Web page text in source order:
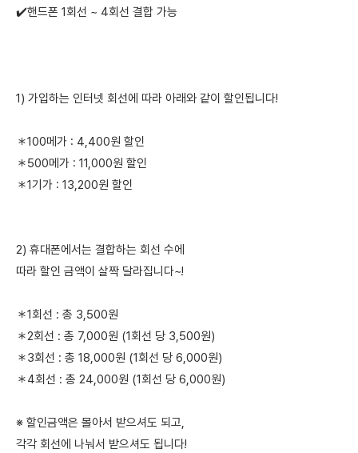
✔️핸드폰 1회선 ~ 4회선 결합 가능
1) 가입하는 인터넷 회선에 따라 아래와 같이 할인됩니다!
＊100메가 : 4,400원 할인
＊500메가 : 11,000원 할인
＊1기가 : 13,200원 할인
2) 휴대폰에서는 결합하는 회선 수에
따라 할인 금액이 살짝 달라집니다~!
＊1회선 : 총 3,500원
＊2회선 : 총 7,000원 (1회선 당 3,500원)
＊3회선 : 총 18,000원 (1회선 당 6,000원)
＊4회선 : 총 24,000원 (1회선 당 6,000원)
※ 할인금액은 몰아서 받으셔도 되고,
각각 회선에 나눠서 받으셔도 됩니다!